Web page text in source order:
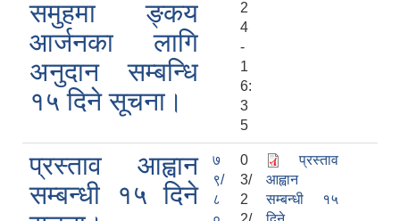
समुहमा ङ्कय
आर्जनका लागि
अनुदान सम्बन्धि
१५ दिने सूचना।
2
4
-
1
6:
3
5
प्रस्ताव आह्वान
सम्बन्धी १५ दिने
७
९/
८
0
3/
2
प्रस्ताव
आह्वान
सम्बन्धी १५